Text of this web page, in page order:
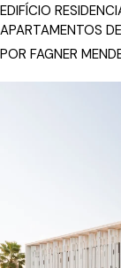
EDIFÍCIO
APARTAMENTOS
POR FAGNER